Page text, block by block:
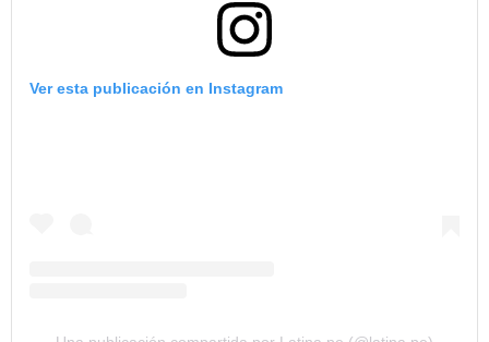
Ver esta publicación en Instagram